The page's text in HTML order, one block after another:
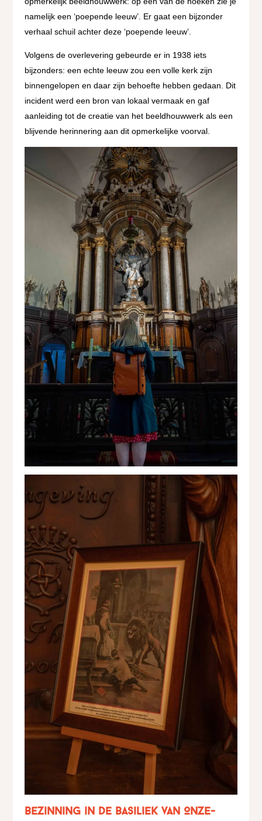
namelijk een ‘poepende leeuw’. Er gaat een bijzonder
verhaal schuil achter deze ‘poepende leeuw’.
Volgens de overlevering gebeurde er in 1938 iets
bijzonders: een echte leeuw zou een volle kerk zijn
binnengelopen en daar zijn behoefte hebben gedaan. Dit
incident werd een bron van lokaal vermaak en gaf
aanleiding tot de creatie van het beeldhouwwerk als een
blijvende herinnering aan dit opmerkelijke voorval.
Bezinning in de Basiliek van Onze-